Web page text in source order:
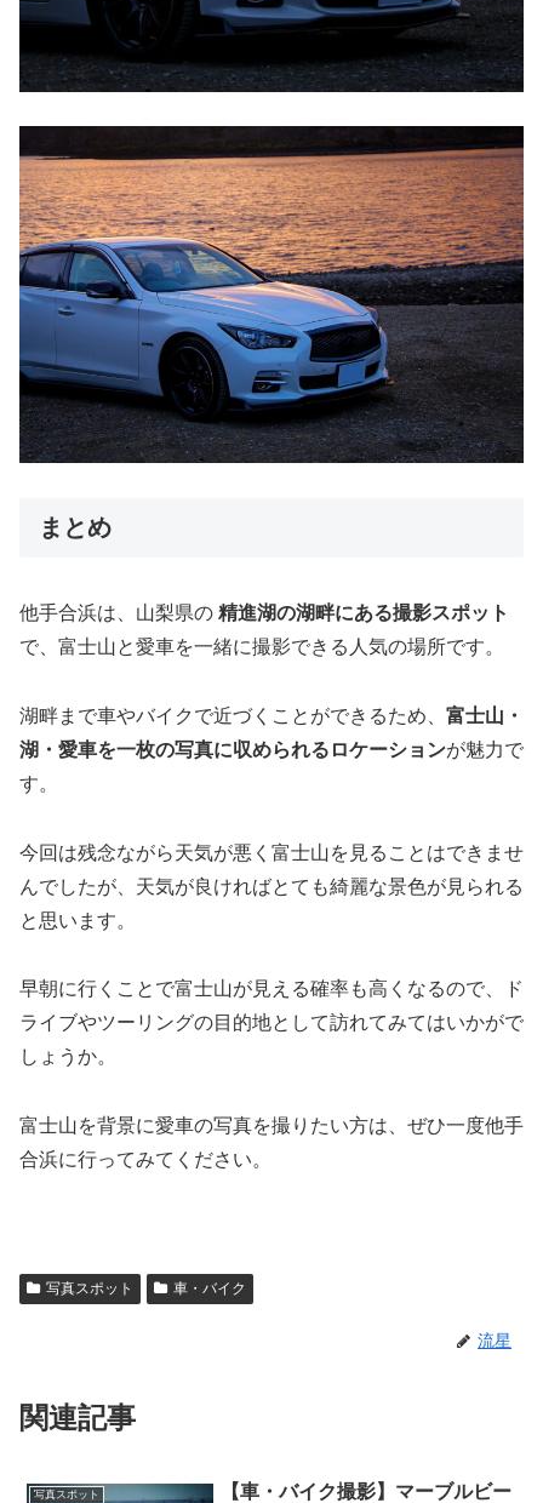
まとめ
他手合浜は、山梨県の 精進湖の湖畔にある撮影スポット
で、富士山と愛車を一緒に撮影できる人気の場所です。
湖畔まで車やバイクで近づくことができるため、 富士山・
湖・愛車を一枚の写真に収められるロケーションが魅力で
す。
今回は残念ながら天気が悪く富士山を見ることはできませ
んでしたが、天気が良ければとても綺麗な景色が見られる
と思います。
早朝に行くことで富士山が見える確率も高くなるので、ド
ライブやツーリングの目的地として訪れてみてはいかがで
しょうか。
富士山を背景に愛車の写真を撮りたい方は、ぜひ一度他手
合浜に行ってみてください。
写真スポット 車・バイク
流星
関連記事
写真スポット
【車・バイク撮影】マーブルビー